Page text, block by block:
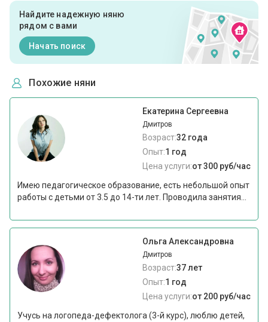
Найдите надежную няню
рядом с вами
Начать поиск
Похожие няни
Екатерина Сергеевна
Дмитров
Возраст:32 года
Опыт:1 год
Цена услуги:от 300 руб/час
Имею педагогическое образование, есть небольшой опыт
работы с детьми от 3.5 до 14-ти лет. Проводила занятия...
Ольга Александровна
Дмитров
Возраст:37 лет
Опыт:1 год
Цена услуги:от 200 руб/час
Учусь на логопеда-дефектолога (3-й курс), люблю детей,